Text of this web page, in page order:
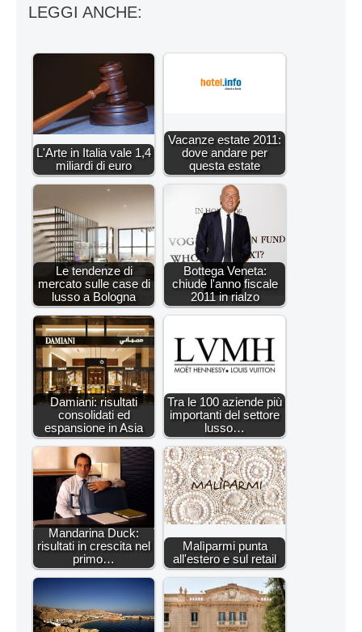
LEGGI ANCHE:
L'Arte in Italia vale 1,4
miliardi di euro
Vacanze estate 2011:
dove andare per
questa estate
Le tendenze di
mercato sulle case di
lusso a Bologna
Bottega Veneta:
chiude l'anno fiscale
2011 in rialzo
Damiani: risultati
consolidati ed
espansione in Asia
Tra le 100 aziende più
importanti del settore
lusso…
Mandarina Duck:
risultati in crescita nel
primo…
Malìparmi punta
all'estero e sul retail